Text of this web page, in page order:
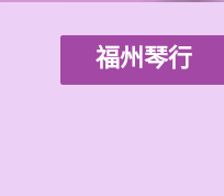
福州琴行